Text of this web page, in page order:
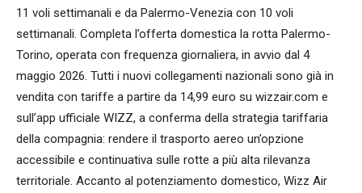
11 voli settimanali e da Palermo-Venezia con 10 voli
settimanali. Completa l’offerta domestica la rotta Palermo-
Torino, operata con frequenza giornaliera, in avvio dal 4
maggio 2026. Tutti i nuovi collegamenti nazionali sono già in
vendita con tariffe a partire da 14,99 euro su wizzair.com e
sull’app ufficiale WIZZ, a conferma della strategia tariffaria
della compagnia: rendere il trasporto aereo un’opzione
accessibile e continuativa sulle rotte a più alta rilevanza
territoriale. Accanto al potenziamento domestico, Wizz Air